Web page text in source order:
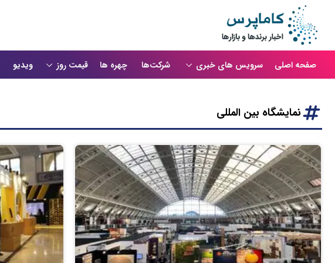
صفحه اصلی سرویس های خبری شرکت‌ها چهره ها قیمت روز ویدیو
نمایشگاه بین المللی